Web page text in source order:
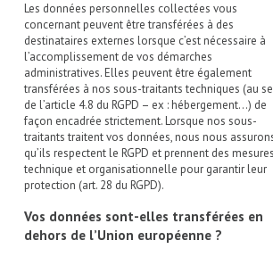
Les données personnelles collectées vous
concernant peuvent être transférées à des
destinataires externes lorsque c’est nécessaire à
l’accomplissement de vos démarches
administratives. Elles peuvent être également
transférées à nos sous-traitants techniques (au
de l’article 4.8 du RGPD – ex : hébergement…) de
façon encadrée strictement. Lorsque nos sous-
traitants traitent vos données, nous nous
qu’ils respectent le RGPD et prennent des mesures
technique et organisationnelle pour garantir leur
protection (art. 28 du RGPD).
Vos données sont-elles transférées en
dehors de l’Union européenne ?